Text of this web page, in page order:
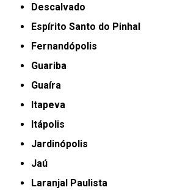
Descalvado
Espírito Santo do Pinhal
Fernandópolis
Guariba
Guaíra
Itapeva
Itápolis
Jardinópolis
Jaú
Laranjal Paulista